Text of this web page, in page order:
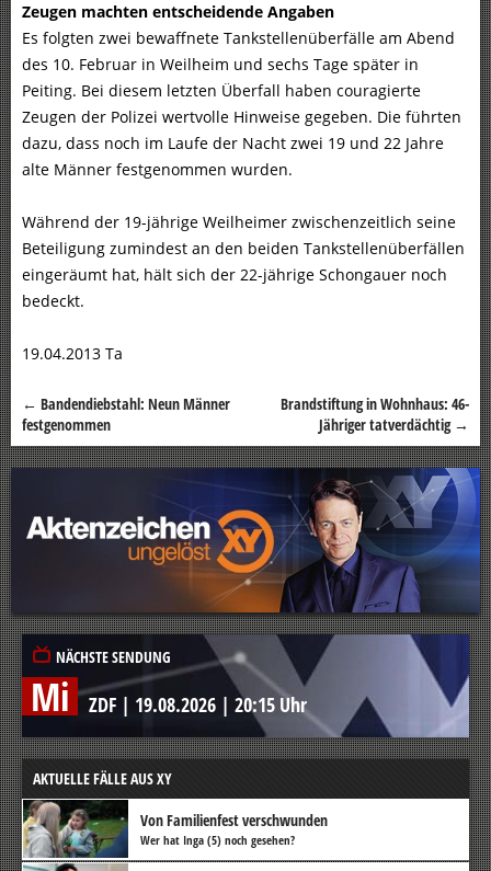
Zeugen machten entscheidende Angaben
Es folgten zwei bewaffnete Tankstellenüberfälle am Abend
des 10. Februar in Weilheim und sechs Tage später in
Peiting. Bei diesem letzten Überfall haben couragierte
Zeugen der Polizei wertvolle Hinweise gegeben. Die führten
dazu, dass noch im Laufe der Nacht zwei 19 und 22 Jahre
alte Männer festgenommen wurden.
Während der 19-jährige Weilheimer zwischenzeitlich seine
Beteiligung zumindest an den beiden Tankstellenüberfällen
eingeräumt hat, hält sich der 22-jährige Schongauer noch
bedeckt.
19.04.2013 Ta
Beitragsnavigation
← Bandendiebstahl: Neun Männer
festgenommen
Brandstiftung in Wohnhaus: 46-
Jähriger tatverdächtig →
NÄCHSTE SENDUNG
Mi ZDF | 19.08.2026 | 20:15 Uhr
AKTUELLE FÄLLE AUS XY
Von Familienfest verschwunden
Wer hat Inga (5) noch gesehen?